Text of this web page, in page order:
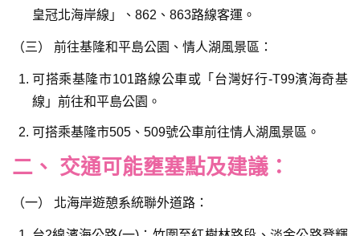
皇冠北海岸線」、862、863路線客運。
（三） 前往基隆和平島公園、情人湖風景區：
可搭乘基隆市101路線公車或「台灣好行-T99濱海奇基
線」前往和平島公園。
可搭乘基隆市505、509號公車前往情人湖風景區。
二、 交通可能壅塞點及建議：
（一） 北海岸遊憩系統聯外道路：